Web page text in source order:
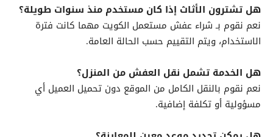
هل تشترون الأثاث إذا كان مستخدم منذ سنوات طويلة؟
نعم نقوم بـ شراء عفش مستعمل الكويت مهما كانت فترة
الاستخدام، ويتم التقييم حسب الحالة العامة.
هل الخدمة تشمل نقل العفش من المنزل؟
نعم نقوم بالنقل الكامل من الموقع دون تحميل العميل أي
مسؤولية أو تكلفة إضافية.